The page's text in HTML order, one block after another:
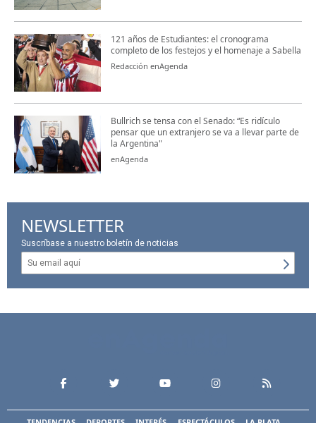
121 años de Estudiantes: el cronograma
completo de los festejos y el homenaje a Sabella
Redacción enAgenda
Bullrich se tensa con el Senado: “Es ridículo
pensar que un extranjero se va a llevar parte de
la Argentina"
enAgenda
NEWSLETTER
Suscríbase a nuestro boletín de noticias